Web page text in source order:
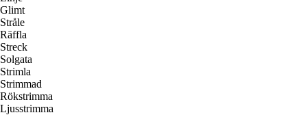
Glimt
Stråle
Räffla
Streck
Solgata
Strimla
Strimmad
Rökstrimma
Ljusstrimma